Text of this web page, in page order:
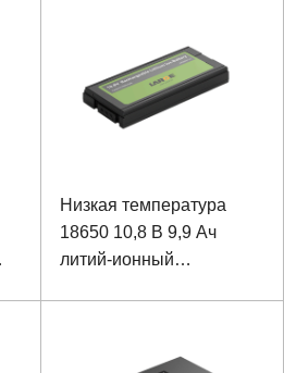
Низкая температура
18650 10,8 В 9,9 Ач
литий-ионный